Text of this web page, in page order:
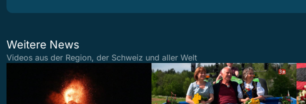
Weitere News
Videos aus der Region, der Schweiz und aller Welt